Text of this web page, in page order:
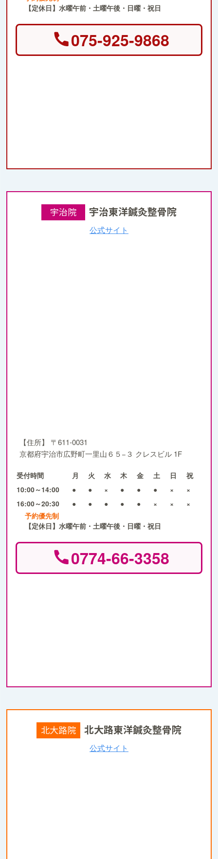
【定休日】水曜午前・土曜午後・日曜・祝日
075-925-9868
宇治院 宇治東洋鍼灸整骨院
公式サイト
【住所】
〒611-0031
京都府宇治市広野町一里山６５−３ クレスビル 1F
受付時間 月 火 水 木 金 土 日
祝
10:00～14:00
● ● × ● ● ● ×
×
16:00～20:30
● ● ● ● ● × ×
×
予約優先制
【定休日】水曜午前・土曜午後・日曜・祝日
0774-66-3358
北大路院 北大路東洋鍼灸整骨院
公式サイト